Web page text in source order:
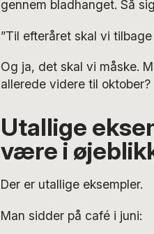
gennem bladhanget. Så
”Til efteråret skal vi
Og ja, det skal vi måske.
allerede videre til oktober?
Utallige
være i
Der er utallige eksempler.
Man sidder på café i juni: